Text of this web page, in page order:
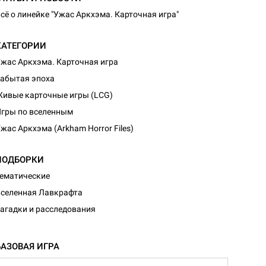
о линейке "Ужас Аркхэма. Карточная игра"
Аркхэма. Карточная игра
эпоха
карточные игры (LCG)
по вселенным
Аркхэма (Arkham Horror Files)
Лавкрафта
и расследования
ИГРА